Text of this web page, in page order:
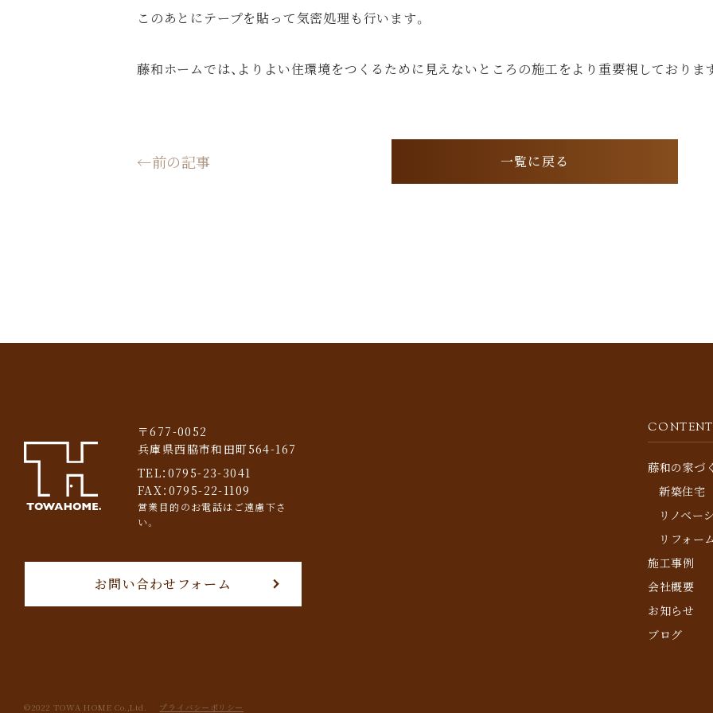
このあとにテープを貼って気密処理も行います。
藤和ホームでは、よりよい住環境をつくるために見えないところの施工をより重要視しておりま
一覧に戻る
←前の記事
〒677-0052
兵庫県西脇市和田町564-167
TEL： 0795-23-3041
FAX：0795-22-1109
営業目的のお電話はご遠慮下さ
い。
お問い合わせフォーム
藤和の家づ
新築住宅
リノベー
リフォー
施工事例
会社概要
お知らせ
ブログ
©︎2022 TOWA HOME Co.,Ltd. プライバシーポリシー